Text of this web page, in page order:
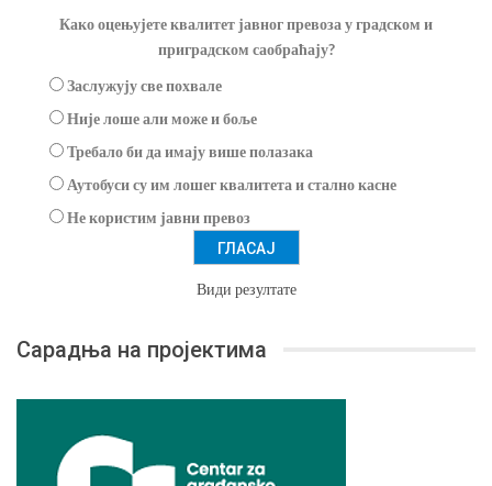
Како оцењујете квалитет јавног превоза у градском и
приградском саобраћају?
Заслужују све похвале
Није лоше али може и боље
Требало би да имају више полазака
Аутобуси су им лошег квалитета и стално касне
Не користим јавни превоз
Види резултате
Сарадња на пројектима